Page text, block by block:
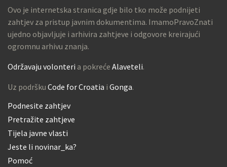
Ovo je internetska stranica gdje bilo tko može podnijeti
zahtjev za pristup javnim dokumentima. ImamoPravoZnati
ujedno objavljuje i arhivira zahtjeve i odgovore kreirajući
ogromnu arhivu znanja.
Održavaju volonteri a pokreće Alaveteli.
Uz podršku Code for Croatia i Gonga.
Podnesite zahtjev
Pretražite zahtjeve
Tijela javne vlasti
Jeste li novinar_ka?
Pomoć